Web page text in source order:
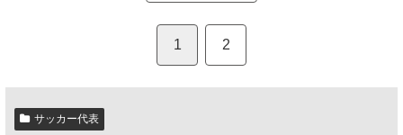
1 2
サッカー代表